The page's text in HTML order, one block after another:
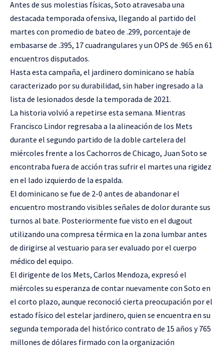
Antes de sus molestias físicas, Soto atravesaba una
destacada temporada ofensiva, llegando al partido del
martes con promedio de bateo de .299, porcentaje de
embasarse de .395, 17 cuadrangulares y un OPS de .965 en 61
encuentros disputados.
Hasta esta campaña, el jardinero dominicano se había
caracterizado por su durabilidad, sin haber ingresado a la
lista de lesionados desde la temporada de 2021.
La historia volvió a repetirse esta semana. Mientras
Francisco Lindor regresaba a la alineación de los Mets
durante el segundo partido de la doble cartelera del
miércoles frente a los Cachorros de Chicago, Juan Soto se
encontraba fuera de acción tras sufrir el martes una rigidez
en el lado izquierdo de la espalda.
El dominicano se fue de 2-0 antes de abandonar el
encuentro mostrando visibles señales de dolor durante sus
turnos al bate. Posteriormente fue visto en el dugout
utilizando una compresa térmica en la zona lumbar antes
de dirigirse al vestuario para ser evaluado por el cuerpo
médico del equipo.
El dirigente de los Mets, Carlos Mendoza, expresó el
miércoles su esperanza de contar nuevamente con Soto en
el corto plazo, aunque reconoció cierta preocupación por el
estado físico del estelar jardinero, quien se encuentra en su
segunda temporada del histórico contrato de 15 años y 765
millones de dólares firmado con la organización